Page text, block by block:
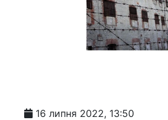
16 липня 2022, 13:50